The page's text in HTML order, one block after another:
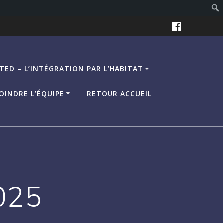
– L’INTÉGRATION PAR L’HABITAT
L’ÉQUIPE RETOUR ACCUEIL